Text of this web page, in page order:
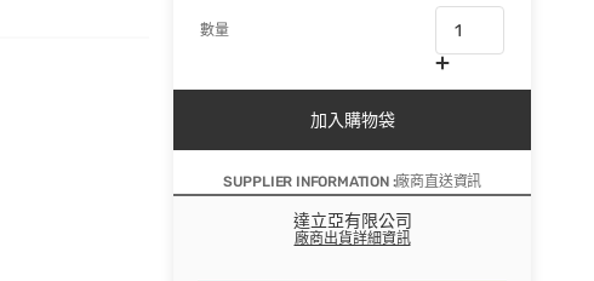
數量
加入購物袋
SUPPLIER INFORMATION :廠商直送資訊
達立亞有限公司
廠商出貨詳細資訊